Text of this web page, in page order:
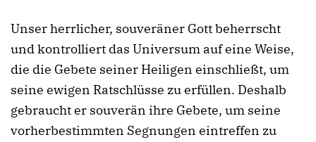
Unser herrlicher, souveräner Gott beherrscht
und kontrolliert das Universum auf eine Weise,
die die Gebete seiner Heiligen einschließt, um
seine ewigen Ratschlüsse zu erfüllen. Deshalb
gebraucht er souverän ihre Gebete, um seine
vorherbestimmten Segnungen eintreffen zu